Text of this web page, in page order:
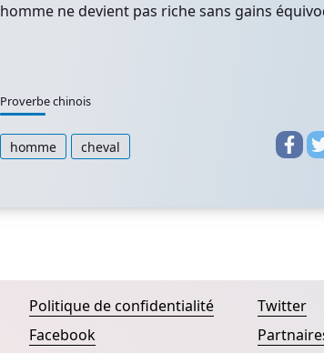
homme ne devient pas riche sans gains
Proverbe chinois
homme cheval
Politique de confidentialité
Facebook
Twitter